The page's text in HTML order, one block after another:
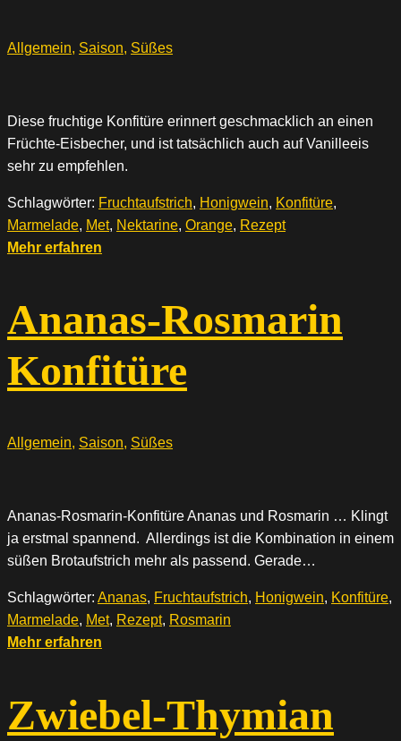
Allgemein, Saison, Süßes
Diese fruchtige Konfitüre erinnert geschmacklich an einen
Früchte-Eisbecher, und ist tatsächlich auch auf Vanilleeis
sehr zu empfehlen.
Schlagwörter: Fruchtaufstrich, Honigwein, Konfitüre,
Marmelade, Met, Nektarine, Orange, Rezept
Mehr erfahren
Ananas-Rosmarin
Konfitüre
Allgemein, Saison, Süßes
Ananas-Rosmarin-Konfitüre Ananas und Rosmarin … Klingt
ja erstmal spannend. Allerdings ist die Kombination in einem
süßen Brotaufstrich mehr als passend. Gerade…
Schlagwörter: Ananas, Fruchtaufstrich, Honigwein, Konfitüre,
Marmelade, Met, Rezept, Rosmarin
Mehr erfahren
Zwiebel-Thymian